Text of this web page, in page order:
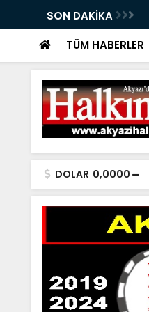
SON DAKİKA
TÜM HABERLER
DOLAR 0,0000